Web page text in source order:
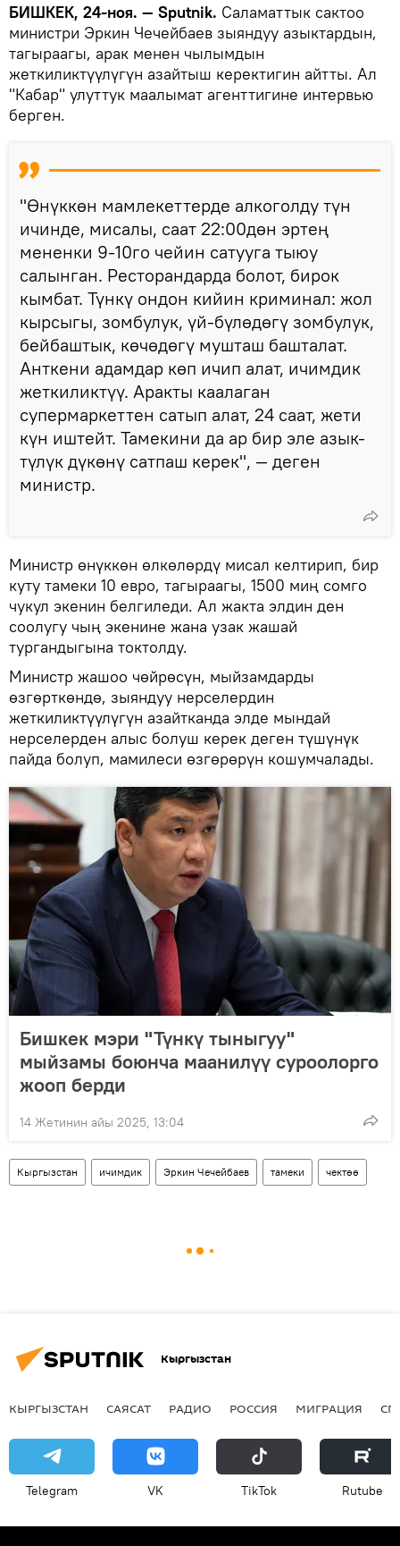
БИШКЕК, 24-ноя. — Sputnik. Саламаттык сактоо
министри Эркин Чечейбаев зыяндуу азыктардын,
тагыраагы, арак менен чылымдын
жеткиликтүүлүгүн азайтыш керектигин айтты. Ал
"Кабар" улуттук маалымат агенттигине интервью
берген.
"Өнүккөн мамлекеттерде алкоголду түн
ичинде, мисалы, саат 22:00дөн эртең
мененки 9-10го чейин сатууга тыюу
салынган. Ресторандарда болот, бирок
кымбат. Түнкү ондон кийин криминал: жол
кырсыгы, зомбулук, үй-бүлөдөгү зомбулук,
бейбаштык, көчөдөгү мушташ башталат.
Анткени адамдар көп ичип алат, ичимдик
жеткиликтүү. Аракты каалаган
супермаркеттен сатып алат, 24 саат, жети
күн иштейт. Тамекини да ар бир эле азык-
түлүк дүкөнү сатпаш керек", — деген
министр.
Министр өнүккөн өлкөлөрдү мисал келтирип, бир
куту тамеки 10 евро, тагыраагы, 1500 миң сомго
чукул экенин белгиледи. Ал жакта элдин ден
соолугу чың экенине жана узак жашай
тургандыгына токтолду.
Министр жашоо чөйрөсүн, мыйзамдарды
өзгөрткөндө, зыяндуу нерселердин
жеткиликтүүлүгүн азайтканда элде мындай
нерселерден алыс болуш керек деген түшүнүк
пайда болуп, мамилеси өзгөрөрүн кошумчалады.
Бишкек мэри "Түнкү тыныгуу"
мыйзамы боюнча маанилүү суроолорго
жооп берди
14 Жетинин айы 2025, 13:04
Кыргызстан ичимдик Эркин Чечейбаев тамеки чектөө
Кыргызстан
КЫРГЫЗСТАН САЯСАТ РАДИО РОССИЯ МИГРАЦИЯ
Telegram VK ТikТоk Rutube